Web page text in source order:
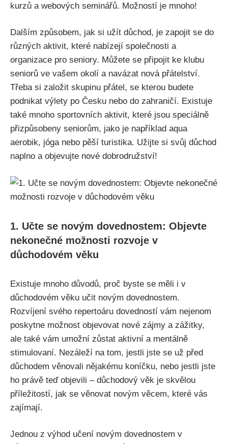
kurzů a webových seminářů. Možností je​ mnoho!
Dalším ⁤způsobem, ⁤jak si ⁢užít důchod,‌ je zapojit se ⁢do
‌různých aktivit, které nabízejí společnosti ⁤a
organizace‍ pro seniory. Můžete se připojit ke klubu
seniorů ve vašem⁢ okolí a navázat nová ‍přátelství.⁢
Třeba si založit skupinu‍ přátel,⁣ se kterou ⁢budete
podnikat výlety po Česku nebo do zahraničí. ⁣Existuje
také mnoho sportovních aktivit, které jsou ​speciálně
přizpůsobeny​ seniorům, jako je například aqua
aerobik, jóga nebo pěší turistika. ⁣Užijte si svůj důchod
naplno‍ a objevujte nové dobrodružství!
1. Učte ​se⁣ novým‍ dovednostem: Objevte
nekonečné možnosti⁣ rozvoje v​
důchodovém věku
Existuje mnoho důvodů, proč byste⁤ se ‍měli i⁤ v
důchodovém věku ⁢učit novým dovednostem.
Rozvíjení svého repertoáru dovedností ⁢vám nejenom
‍poskytne možnost ‍objevovat nové zájmy a zážitky,
ale také vám umožní ⁣zůstat aktivní ‍a mentálně
stimulovaní. Nezáleží na tom, jestli jste ⁤se už⁤ před
důchodem‍ věnovali⁢ nějakému‌ koníčku,⁢ nebo jestli jste​
ho právě teď objevili – důchodový věk je skvělou
příležitostí,‌ jak se věnovat⁣ novým věcem, které vás
⁣zajímají.
Jednou z výhod ⁣učení novým ​dovednostem ‌v